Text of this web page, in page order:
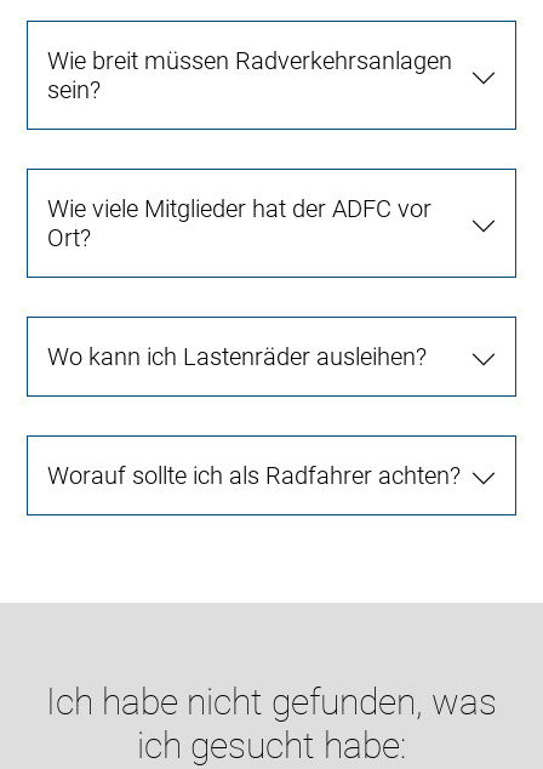
Wie breit müssen Radverkehrsanlagen
sein?
Wie viele Mitglieder hat der ADFC vor
Ort?
Wo kann ich Lastenräder ausleihen?
Worauf sollte ich als Radfahrer achten?
Ich habe nicht gefunden, was
ich gesucht habe: